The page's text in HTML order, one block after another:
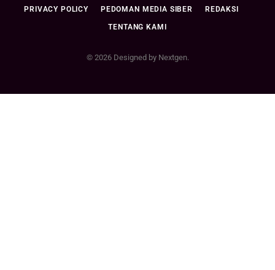
PRIVACY POLICY PEDOMAN MEDIA SIBER REDAKSI
TENTANG KAMI
© 2026 Designed by Nextgen.